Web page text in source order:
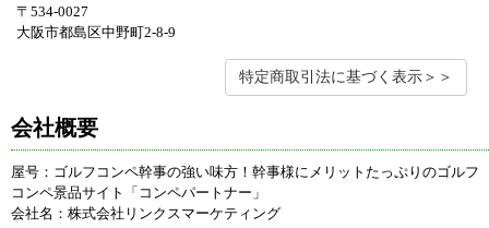
〒534-0027
大阪市都島区中野町2-8-9
特定商取引法に基づく表示＞＞
会社概要
屋号：ゴルフコンペ幹事の強い味方！幹事様にメリットたっぷりのゴルフ
コンペ景品サイト「コンペパートナー」
会社名：株式会社リンクスマーケティング